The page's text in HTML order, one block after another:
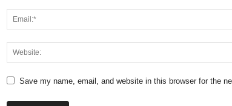
Save my name, email, and website in this browser for the